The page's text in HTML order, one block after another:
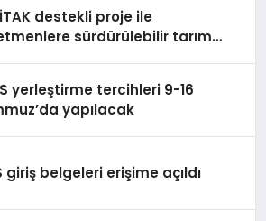
destekli proje ile
sürdürülebilir tarım
yerleştirme tercihleri 9-16
yapılacak
giriş belgeleri erişime açıldı